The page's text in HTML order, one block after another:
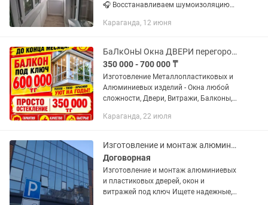
🎧 Восстанавливаем шумоизоляцию
защиты от детей 🪟 Производим
Караганда, 12 июня
БаЛкОнЫ Окна ДВЕРИ перегородки стеклопакеты подоконники и откосы.
350 000 - 700 000 ₸
Изготовление Металлопластиковых и
Алюминиевых изделий - Окна любой
сложности, Двери, Витражи, Балконы,
замка - Выезд в районы - Гарантия 5
Караганда, 22 июля
Изготовление и монтаж алюминиевых,ПВХ дверей,окон,витражей любой сложности!
Договорная
Изготовление и монтаж алюминиевых
и пластиковых дверей, окон и
витражей под ключ Ищете надежные,